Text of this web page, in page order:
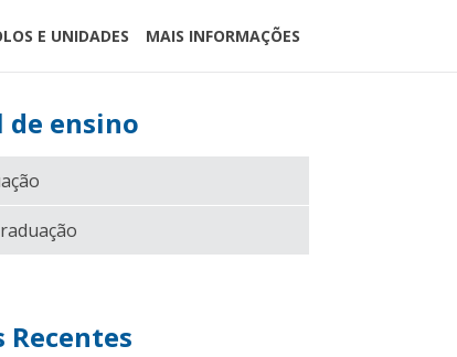
E UNIDADES MAIS INFORMAÇÕES
de ensino
Recentes